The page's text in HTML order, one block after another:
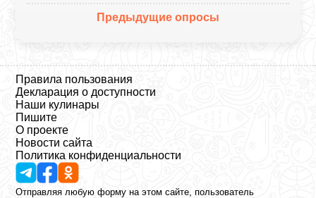
Предыдущие опросы
Правила пользования
Декларация о доступности
Наши кулинары
Пишите
О проекте
Новости сайта
Политика конфиденциальности
Отправляя любую форму на этом сайте, пользователь